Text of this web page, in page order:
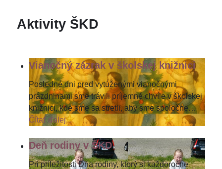
Aktivity ŠKD
Vianočný zázrak v školskej knižnici
Posledné dni pred vytúženými vianočnými
prázdninami sme trávili príjemné chvíle v školskej
knižnici, kde sme sa stretli, aby sme spoločne…
Čítať ďalej...
Deň rodiny v ŠKD
Pri príležitosti Dňa rodiny, ktorý si každoročne